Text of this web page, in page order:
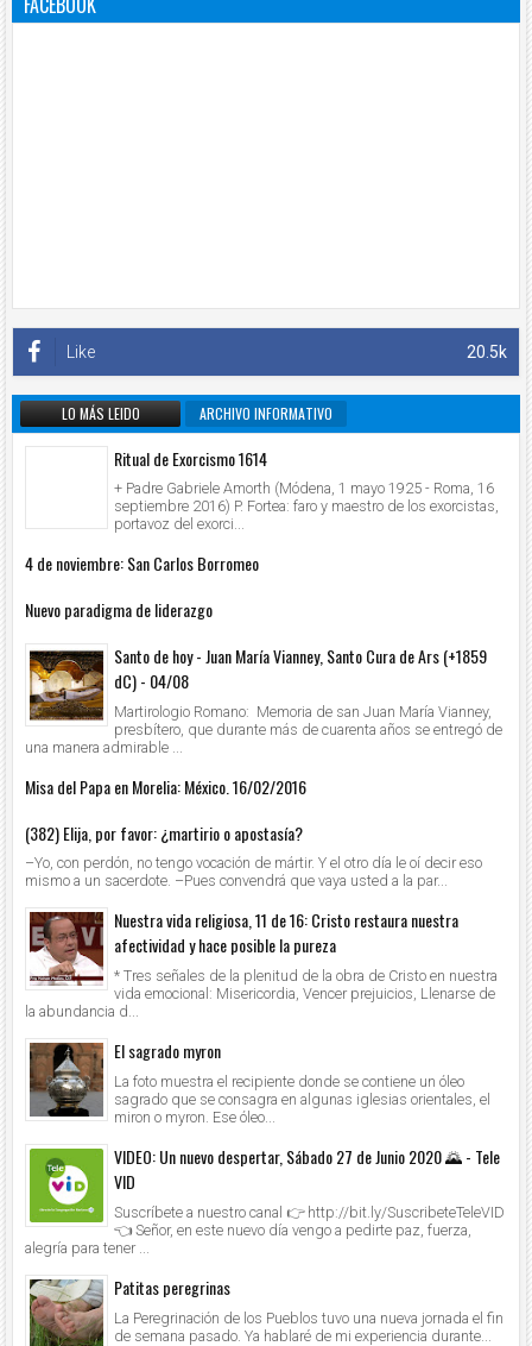
20.5k
Like
LO MÁS LEIDO ARCHIVO INFORMATIVO
Ritual de Exorcismo 1614
+ Padre Gabriele Amorth (Módena, 1 mayo 1925 - Roma, 16
septiembre 2016) P. Fortea: faro y maestro de los exorcistas,
portavoz del exorci...
4 de noviembre: San Carlos Borromeo
Nuevo paradigma de liderazgo
Santo de hoy - Juan María Vianney, Santo Cura de Ars (+1859
dC) - 04/08
Martirologio Romano: Memoria de san Juan María Vianney,
presbítero, que durante más de cuarenta años se entregó de
una manera admirable ...
Misa del Papa en Morelia: México. 16/02/2016
(382) Elija, por favor: ¿martirio o apostasía?
–Yo, con perdón, no tengo vocación de mártir. Y el otro día le oí decir eso
mismo a un sacerdote. –Pues convendrá que vaya usted a la par...
Nuestra vida religiosa, 11 de 16: Cristo restaura nuestra
afectividad y hace posible la pureza
* Tres señales de la plenitud de la obra de Cristo en nuestra
vida emocional: Misericordia, Vencer prejuicios, Llenarse de
la abundancia d...
El sagrado myron
La foto muestra el recipiente donde se contiene un óleo
sagrado que se consagra en algunas iglesias orientales, el
miron o myron. Ese óleo...
VIDEO: Un nuevo despertar, Sábado 27 de Junio 2020 🌄 - Tele
VID
Suscríbete a nuestro canal 👉 http://bit.ly/SuscribeteTeleVID
👈 Señor, en este nuevo día vengo a pedirte paz, fuerza,
alegría para tener ...
Patitas peregrinas
La Peregrinación de los Pueblos tuvo una nueva jornada el fin
de semana pasado. Ya hablaré de mi experiencia durante...